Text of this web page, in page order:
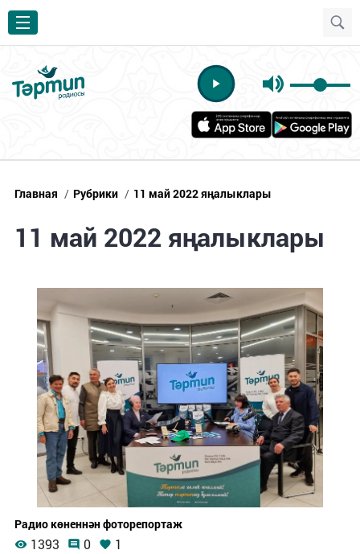
Главная / Рубрики / 11 май 2022 яңалыклары
11 май 2022 яңалыклары
Радио көненнән фоторепортаж
1393 0 1